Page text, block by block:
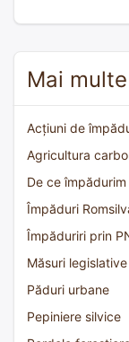
Mai
Acțiuni de
Agricultura
De ce împădurim
Împăduri
Împăduriri prin
Măsuri
Păduri urbane
Pepiniere silvice